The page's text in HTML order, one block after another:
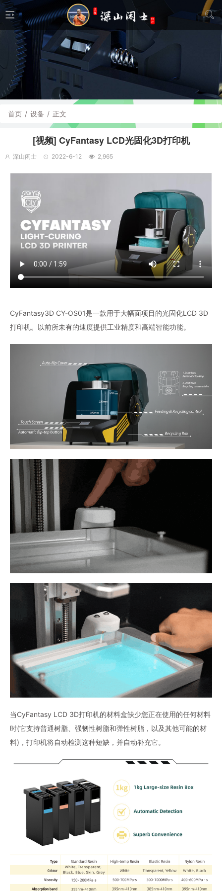
首页 / 设备 / 正文
[视频] CyFantasy LCD光固化3D打印机
深山闲士 2022-6-12 2,965
CyFantasy3D CY-OS01是一款用于大幅面项目的光固化LCD 3D
打印机。以前所未有的速度提供工业精度和高端智能功能。
当CyFantasy LCD 3D打印机的材料盒缺少您正在使用的任何材料
时(它支持普通树脂、强韧性树脂和弹性树脂，以及其他可能的材
料)，打印机将自动检测这种短缺，并自动补充它。